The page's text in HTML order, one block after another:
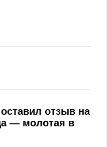
отзыв на
— молотая в